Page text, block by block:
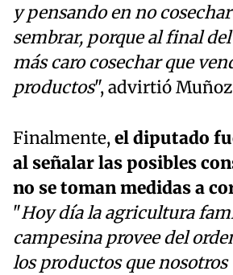
y pensando en no
sembrar, porque al final
más caro cosechar que
productos", advirtió
Finalmente,el diputado
al señalar las posibles
no se toman medidas a
"Hoy día la agricultura
campesina provee del
los productos que nosotros